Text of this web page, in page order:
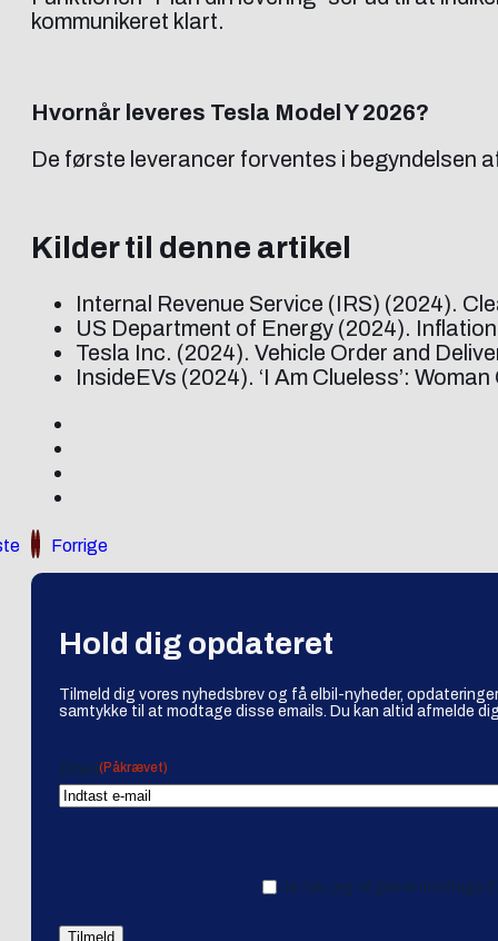
kommunikeret klart.
Hvornår leveres Tesla Model Y 2026?
De første leverancer forventes i begyndelsen
Kilder til denne artikel
Internal Revenue Service (IRS) (2024).
US Department of Energy (2024).
Tesla Inc. (2024). Vehicle Order and
InsideEVs (2024). ‘I Am Clueless’:
Forrige
Hold dig opdateret
Tilmeld dig vores nyhedsbrev og få elbil-nyheder,
samtykke til at modtage disse emails. Du kan altid afmelde
Email (Påkrævet)
Ja tak, jeg vil gerne modtage